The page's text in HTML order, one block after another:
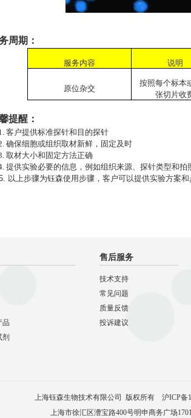
周期：
服务内容 说明
原位杂交
按照每个标本
张切片收
提醒：
客户提供标准探针和目的探针
确保细胞或组织取材新鲜，固定及时
取材大小和固定方法正确
提供实验必要的信息，例如组织来源、探针类型和拍
以上步骤为钰森使用步骤，客户可以提供实验方案和
品
售后服务
技术支持
常见问题
质量反馈
投诉建议
上海钰森生物技术有限公司 版权所有 沪ICP备
上海市徐汇区漕宝路400号明申商务广场